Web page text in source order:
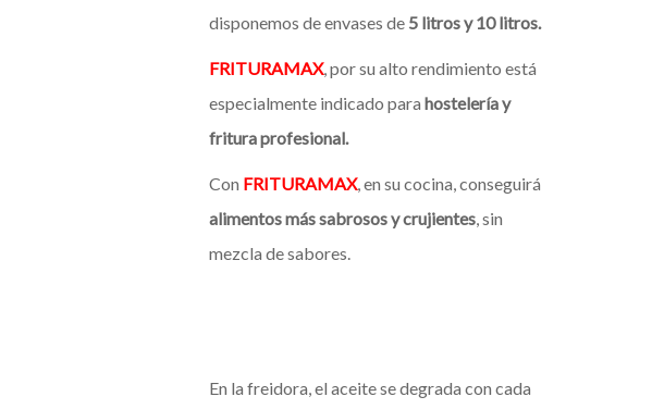
disponemos de envases de 5 litros y 10 litros.
FRITURAMAX, por su alto rendimiento está
especialmente indicado para hostelería y
fritura profesional.
Con FRITURAMAX, en su cocina, conseguirá
alimentos más sabrosos y crujientes, sin
mezcla de sabores.
En la freidora, el aceite se degrada con cada